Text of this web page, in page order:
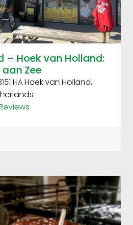
– Hoek van Holland:
Zee
HA Hoek van Holland,